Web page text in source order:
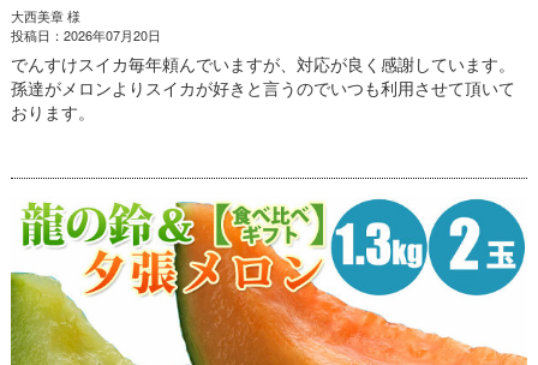
大西美章 様
投稿日：2026年07月20日
でんすけスイカ毎年頼んでいますが、対応が良く感謝しています。
孫達がメロンよりスイカが好きと言うのでいつも利用させて頂いて
おります。